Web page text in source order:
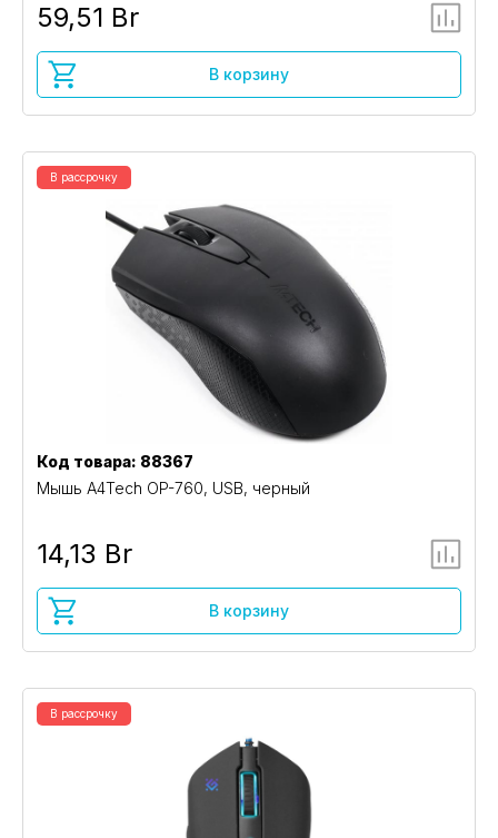
59,51 Br
В корзину
В рассрочку
Код товара: 88367
Мышь A4Tech OP-760, USB, черный
14,13 Br
В корзину
В рассрочку